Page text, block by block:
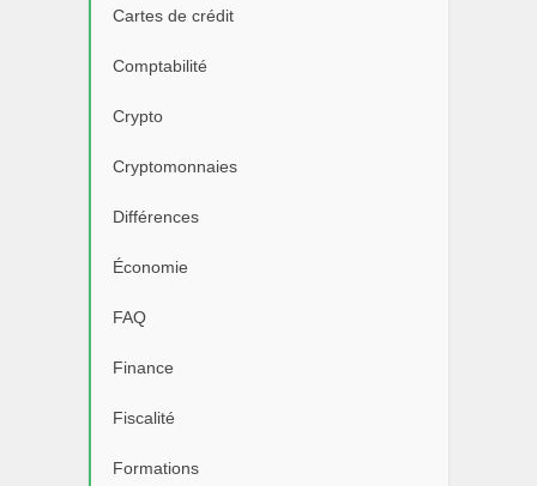
Cartes de crédit
Comptabilité
Crypto
Cryptomonnaies
Différences
Économie
FAQ
Finance
Fiscalité
Formations